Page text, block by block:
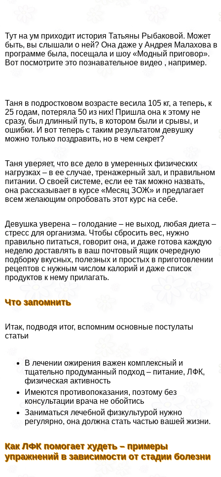
Тут на ум приходит история Татьяны Рыбаковой. Может
быть, вы слышали о ней? Она даже у Андрея Малахова в
программе была, посещала и шоу «Модный приговор».
Вот посмотрите это познавательное видео , например.
Таня в подростковом возрасте весила 105 кг, а теперь, к
25 годам, потеряла 50 из них! Пришла она к этому не
сразу, был длинный путь, в котором были и срывы, и
ошибки. И вот теперь с таким результатом дeвyшку
можно только поздравить, но в чем секрет?
Таня уверяет, что все дело в умеренных физических
нагрузках – в ее случае, тренажерный зал, и правильном
питании. О своей системе, если ее так можно назвать,
она рассказывает в курсе «Месяц ЗОЖ» и предлагает
всем желающим опробовать этот курс на себе.
Девушка уверена – голодание – не выход, любая диета –
стресс для организма. Чтобы сбросить вес, нужно
правильно питаться, говорит она, и даже готова каждую
неделю доставлять в ваш почтовый ящик очередную
подборку вкусных, полезных и простых в приготовлении
рецептов с нужным числом калорий и даже список
продуктов к нему прилагать.
Что запомнить
Итак, подводя итог, вспомним основные постулаты
статьи
В лечении ожирения важен комплексный и
тщательно продуманный подход – питание, ЛФК,
физическая активность
Имеются противопоказания, поэтому без
консультации врача не обойтись
Заниматься лечебной физкультурой нужно
регулярно, она должна стать частью вашей жизни.
Как ЛФК помогает худеть – примеры
упражнений в зависимости от стадии болезни